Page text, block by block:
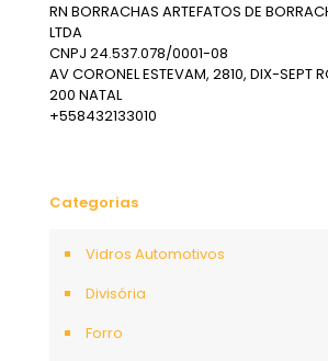
RN BORRACHAS ARTEFATOS DE
LTDA
CNPJ 24.537.078/0001-08
AV CORONEL ESTEVAM, 2810, DIX-SEPT
200 NATAL
+558432133010
Categorias
Vidros Automotivos
Divisória
Forro